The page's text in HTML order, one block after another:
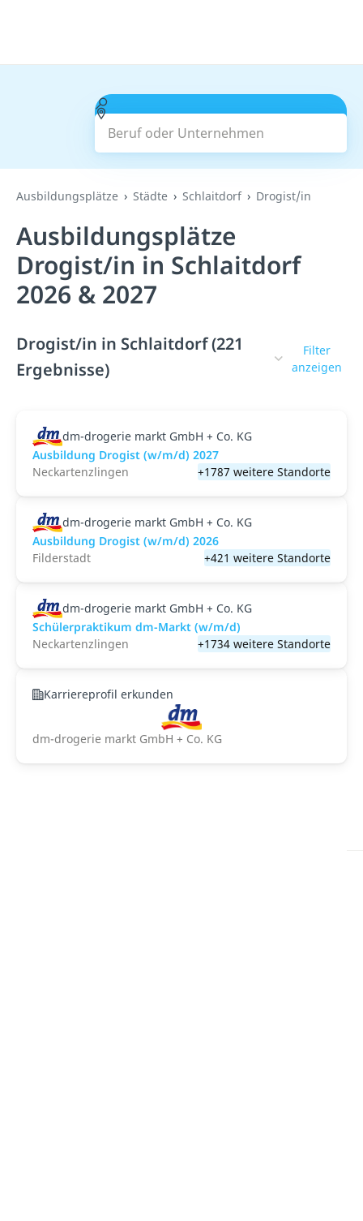
Beruf oder Unternehmen
Suchen
Ausbildungsplätze Städte Schlaitdorf Drogist/in
Ausbildungsplätze
Drogist/in in Schlaitdorf
2026 & 2027
Drogist/in in Schlaitdorf (221
Ergebnisse)
Filter
anzeigen
dm-drogerie markt GmbH + Co. KG
Ausbildung Drogist (w/m/d) 2027
Neckartenzlingen
+1787 weitere Standorte
dm-drogerie markt GmbH + Co. KG
Ausbildung Drogist (w/m/d) 2026
Filderstadt
+421 weitere Standorte
dm-drogerie markt GmbH + Co. KG
Schülerpraktikum dm-Markt (w/m/d)
Neckartenzlingen
+1734 weitere Standorte
Karriereprofil erkunden
dm-drogerie markt GmbH + Co. KG